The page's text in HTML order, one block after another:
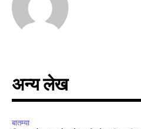
अन्य लेख
बातम्या